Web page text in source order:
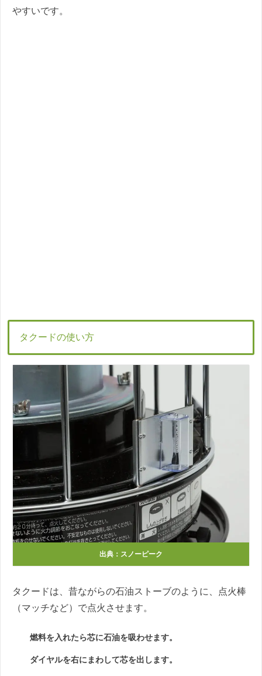
やすいです。
タクードの使い方
出典：スノーピーク
タクードは、昔ながらの石油ストーブのように、点火棒
（マッチなど）で点火させます。
燃料を入れたら芯に石油を吸わせます。
ダイヤルを右にまわして芯を出します。